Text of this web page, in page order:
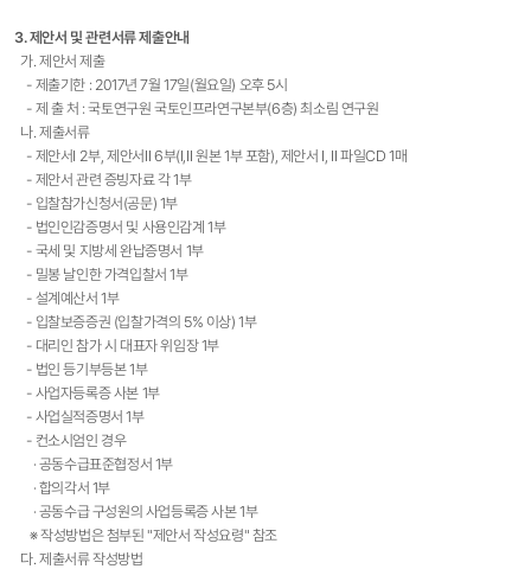
3. 제안서 및 관련서류 제출안내
가. 제안서 제출
- 제출기한 : 2017년 7월 17일(월요일) 오후 5시
- 제 출 처 : 국토연구원 국토인프라연구본부(6층) 최소림 연구원
나. 제출서류
- 제안서Ⅰ 2부, 제안서Ⅱ 6부(Ⅰ,Ⅱ 원본 1부 포함), 제안서 Ⅰ, Ⅱ 파일CD 1매
- 제안서 관련 증빙자료 각 1부
- 입찰참가신청서(공문) 1부
- 법인인감증명서 및 사용인감계 1부
- 국세 및 지방세 완납증명서 1부
- 밀봉 날인한 가격입찰서 1부
- 설계예산서 1부
- 입찰보증증권 (입찰가격의 5% 이상) 1부
- 대리인 참가 시 대표자 위임장 1부
- 법인 등기부등본 1부
- 사업자등록증 사본 1부
- 사업실적증명서 1부
- 컨소시엄인 경우
· 공동수급표준협정서 1부
· 합의각서 1부
· 공동수급 구성원의 사업등록증 사본 1부
※ 작성방법은 첨부된 "제안서 작성요령" 참조
다. 제출서류 작성방법